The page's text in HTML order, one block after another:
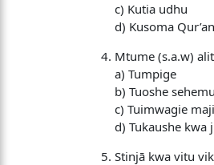
c) Kutia udhu
d) Kusoma Qur’an
Mtume (s.a.w)
a) Tumpige
b) Tuoshe
c) Tuimwagie
d) Tukaushe kwa
Stinjā kwa vitu